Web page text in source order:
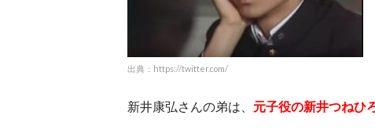
出典：https://twitter.com/
新井康弘さんの弟は、 元子役の新井つねひ